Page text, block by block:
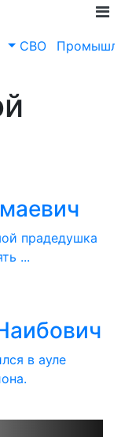
СВО
прадедушка
...
в ауле